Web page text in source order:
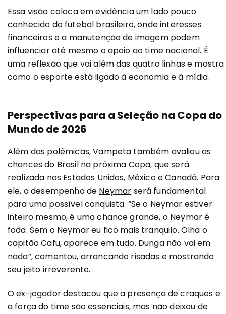
Essa visão coloca em evidência um lado pouco
conhecido do futebol brasileiro, onde interesses
financeiros e a manutenção de imagem podem
influenciar até mesmo o apoio ao time nacional. É
uma reflexão que vai além das quatro linhas e mostra
como o esporte está ligado à economia e à mídia.
Perspectivas para a Seleção na Copa do
Mundo de 2026
Além das polêmicas, Vampeta também avaliou as
chances do Brasil na próxima Copa, que será
realizada nos Estados Unidos, México e Canadá. Para
ele, o desempenho de Neymar será fundamental
para uma possível conquista. “Se o Neymar estiver
inteiro mesmo, é uma chance grande, o Neymar é
foda. Sem o Neymar eu fico mais tranquilo. Olha o
capitão Cafu, aparece em tudo. Dunga não vai em
nada”, comentou, arrancando risadas e mostrando
seu jeito irreverente.
O ex-jogador destacou que a presença de craques e
a força do time são essenciais, mas não deixou de